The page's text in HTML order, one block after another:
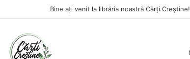
Bine ați venit la librăria noastră Cărți Creștine!